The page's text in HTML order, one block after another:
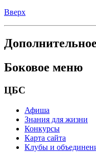
Вверх
Боковое меню
ЦБС
Афиша
Знания для жизни
Конкурсы
Карта сайта
Клубы и